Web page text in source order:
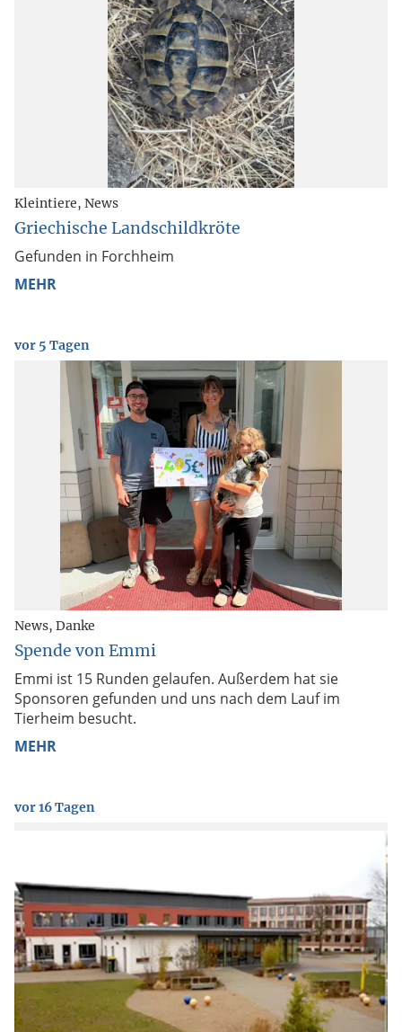
Kleintiere News
Griechische Landschildkröte
Gefunden in Forchheim
MEHR
vor 5 Tagen
News Danke
Spende von Emmi
Emmi ist 15 Runden gelaufen. Außerdem hat sie
Sponsoren gefunden und uns nach dem Lauf im
Tierheim besucht.
MEHR
vor 16 Tagen